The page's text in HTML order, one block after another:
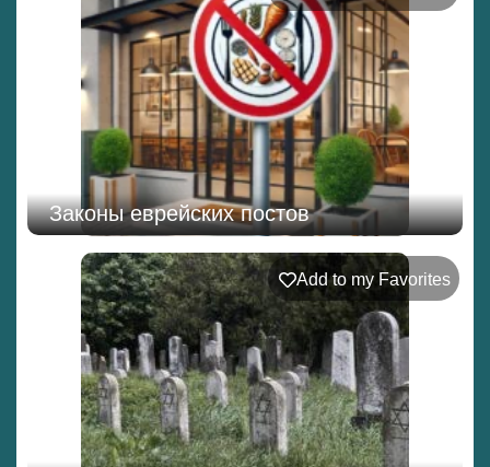
Законы еврейских постов
Add to my Favorites